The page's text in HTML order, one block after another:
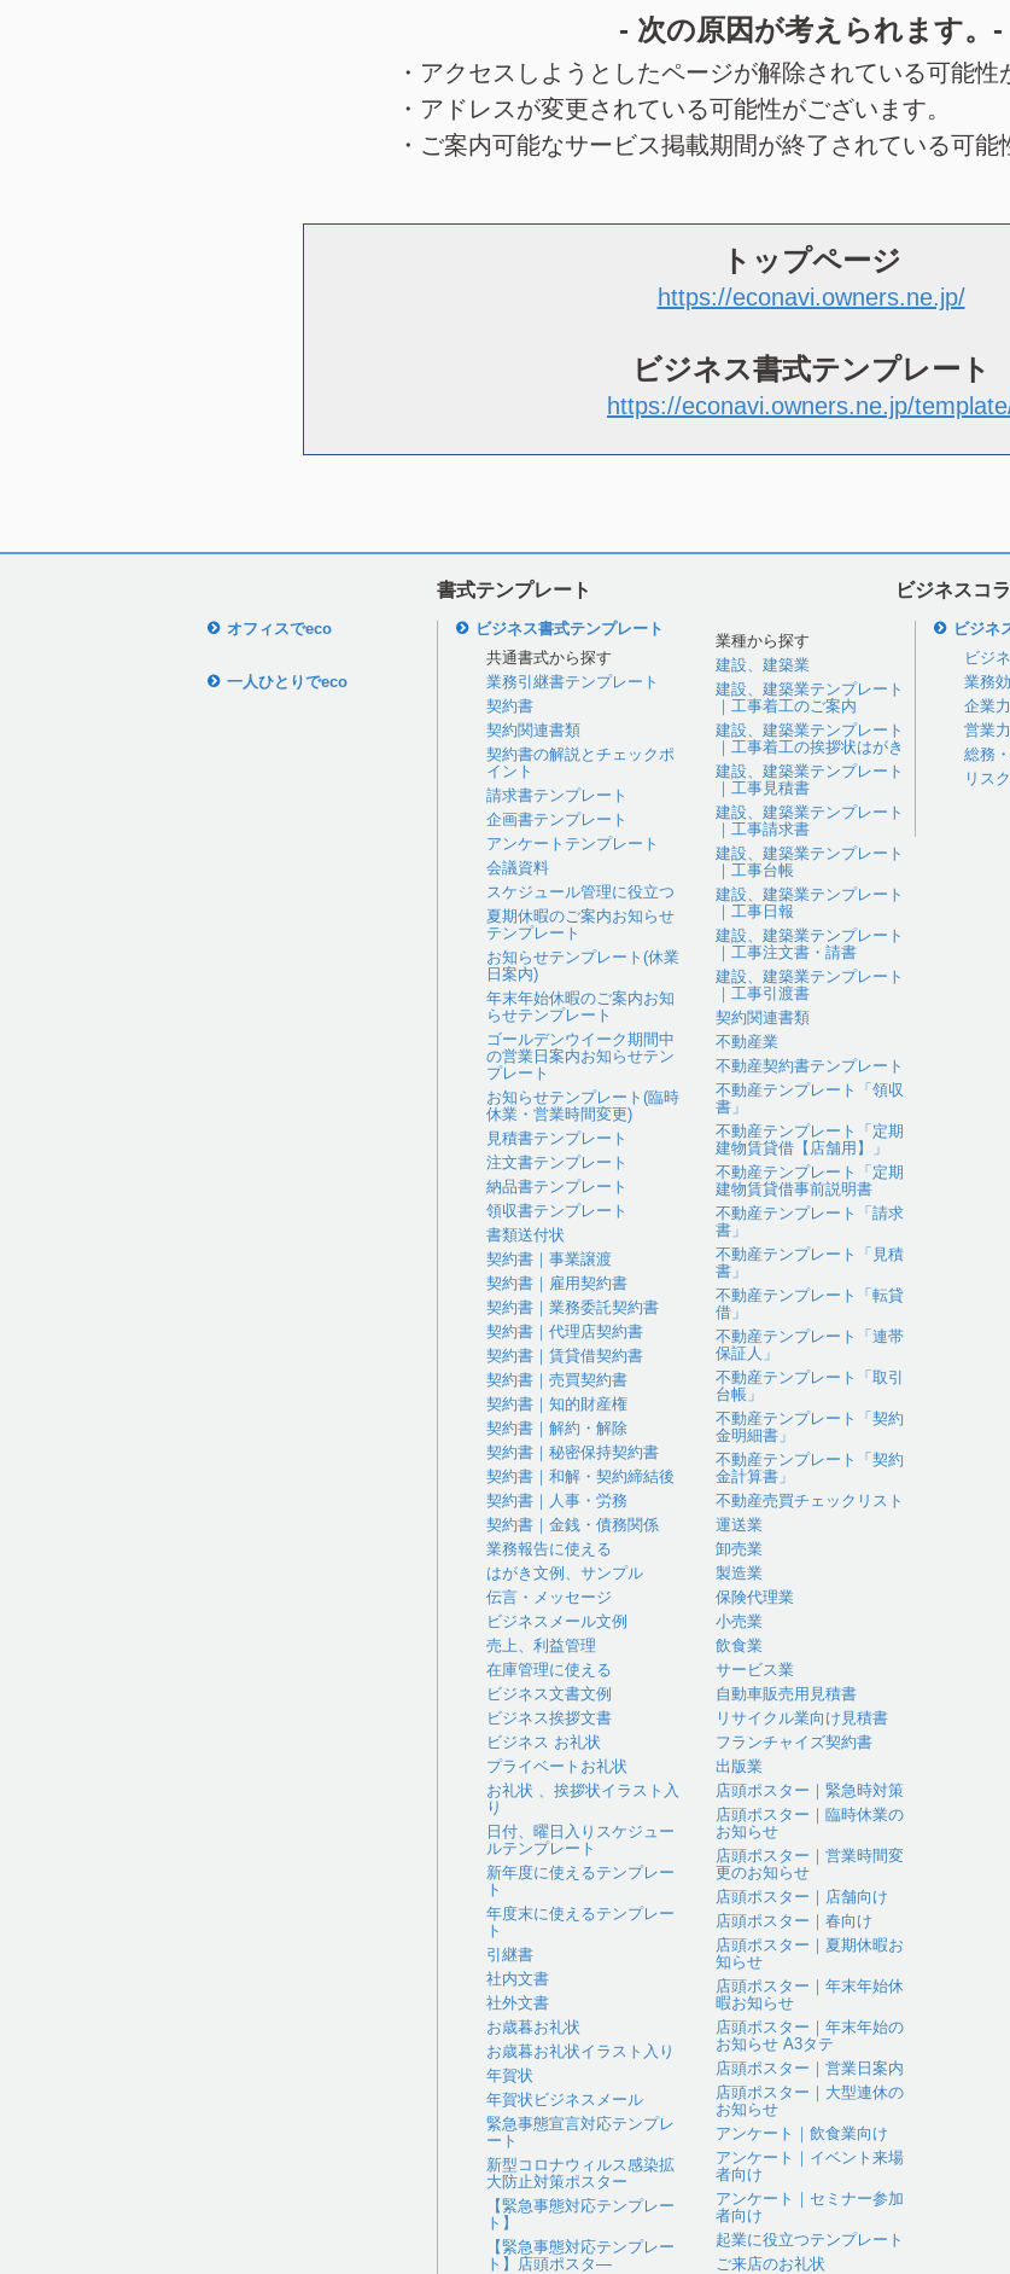
- 次の原因が考えられます。-
・アクセスしようとしたページが解除されている可能性
・アドレスが変更されている可能性がございます。
・ご案内可能なサービス掲載期間が終了されている可能
トップページ
https://econavi.owners.ne.jp/
ビジネス書式テンプレート
https://econavi.owners.ne.jp/
書式テンプレート ビジネスコ
オフィスでeco
一人ひとりでeco
ビジネス書式テンプレート
共通書式から探す
業務引継書テンプレート
契約書
契約関連書類
契約書の解説とチェックポ
イント
請求書テンプレート
企画書テンプレート
アンケートテンプレート
会議資料
スケジュール管理に役立つ
夏期休暇のご案内お知らせ
テンプレート
お知らせテンプレート(休業
日案内)
年末年始休暇のご案内お知
らせテンプレート
ゴールデンウイーク期間中
の営業日案内お知らせテン
プレート
お知らせテンプレート(臨時
休業・営業時間変更)
見積書テンプレート
注文書テンプレート
納品書テンプレート
領収書テンプレート
書類送付状
契約書｜事業譲渡
契約書｜雇用契約書
契約書｜業務委託契約書
契約書｜代理店契約書
契約書｜賃貸借契約書
契約書｜売買契約書
契約書｜知的財産権
契約書｜解約・解除
契約書｜秘密保持契約書
契約書｜和解・契約締結後
契約書｜人事・労務
契約書｜金銭・債務関係
業務報告に使える
はがき文例、サンプル
伝言・メッセージ
ビジネスメール文例
売上、利益管理
在庫管理に使える
ビジネス文書文例
ビジネス挨拶文書
ビジネス お礼状
プライベートお礼状
お礼状 、挨拶状イラスト入
り
日付、曜日入りスケジュー
ルテンプレート
新年度に使えるテンプレー
ト
年度末に使えるテンプレー
ト
引継書
社内文書
社外文書
お歳暮お礼状
お歳暮お礼状イラスト入り
年賀状
年賀状ビジネスメール
緊急事態宣言対応テンプレ
ート
新型コロナウィルス感染拡
大防止対策ポスター
【緊急事態対応テンプレー
ト】
【緊急事態対応テンプレー
ト】店頭ポスタ―
業種から探す
建設、建築業
建設、建築業テンプレート
｜工事着工のご案内
建設、建築業テンプレート
｜工事着工の挨拶状はがき
建設、建築業テンプレート
｜工事見積書
建設、建築業テンプレート
｜工事請求書
建設、建築業テンプレート
｜工事台帳
建設、建築業テンプレート
｜工事日報
建設、建築業テンプレート
｜工事注文書・請書
建設、建築業テンプレート
｜工事引渡書
契約関連書類
不動産業
不動産契約書テンプレート
不動産テンプレート「領収
書」
不動産テンプレート「定期
建物賃貸借【店舗用】」
不動産テンプレート「定期
建物賃貸借事前説明書
不動産テンプレート「請求
書」
不動産テンプレート「見積
書」
不動産テンプレート「転貸
借」
不動産テンプレート「連帯
保証人」
不動産テンプレート「取引
台帳」
不動産テンプレート「契約
金明細書」
不動産テンプレート「契約
金計算書」
不動産売買チェックリスト
運送業
卸売業
製造業
保険代理業
小売業
飲食業
サービス業
自動車販売用見積書
リサイクル業向け見積書
フランチャイズ契約書
出版業
店頭ポスター｜緊急時対策
店頭ポスター｜臨時休業の
お知らせ
店頭ポスター｜営業時間変
更のお知らせ
店頭ポスター｜店舗向け
店頭ポスター｜春向け
店頭ポスター｜夏期休暇お
知らせ
店頭ポスター｜年末年始休
暇お知らせ
店頭ポスター｜年末年始の
お知らせ A3タテ
店頭ポスター｜営業日案内
店頭ポスター｜大型連休の
お知らせ
アンケート｜飲食業向け
アンケート｜イベント来場
者向け
アンケート｜セミナー参加
者向け
起業に役立つテンプレート
ご来店のお礼状
ビジネ
ビジ
業務
企業
営業力
総務
リス